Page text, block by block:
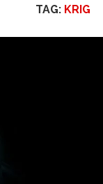
TAG: KRIG